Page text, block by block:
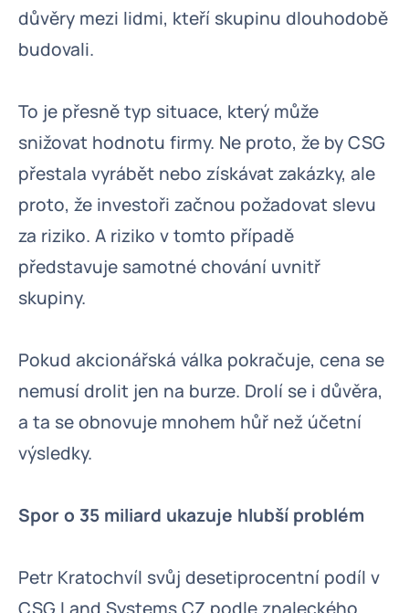
důvěry mezi lidmi, kteří skupinu dlouhodobě
budovali.
To je přesně typ situace, který může
snižovat hodnotu firmy. Ne proto, že by CSG
přestala vyrábět nebo získávat zakázky, ale
proto, že investoři začnou požadovat slevu
za riziko. A riziko v tomto případě
představuje samotné chování uvnitř
skupiny.
Pokud akcionářská válka pokračuje, cena se
nemusí drolit jen na burze. Drolí se i důvěra,
a ta se obnovuje mnohem hůř než účetní
výsledky.
Spor o 35 miliard ukazuje hlubší problém
Petr Kratochvíl svůj desetiprocentní podíl v